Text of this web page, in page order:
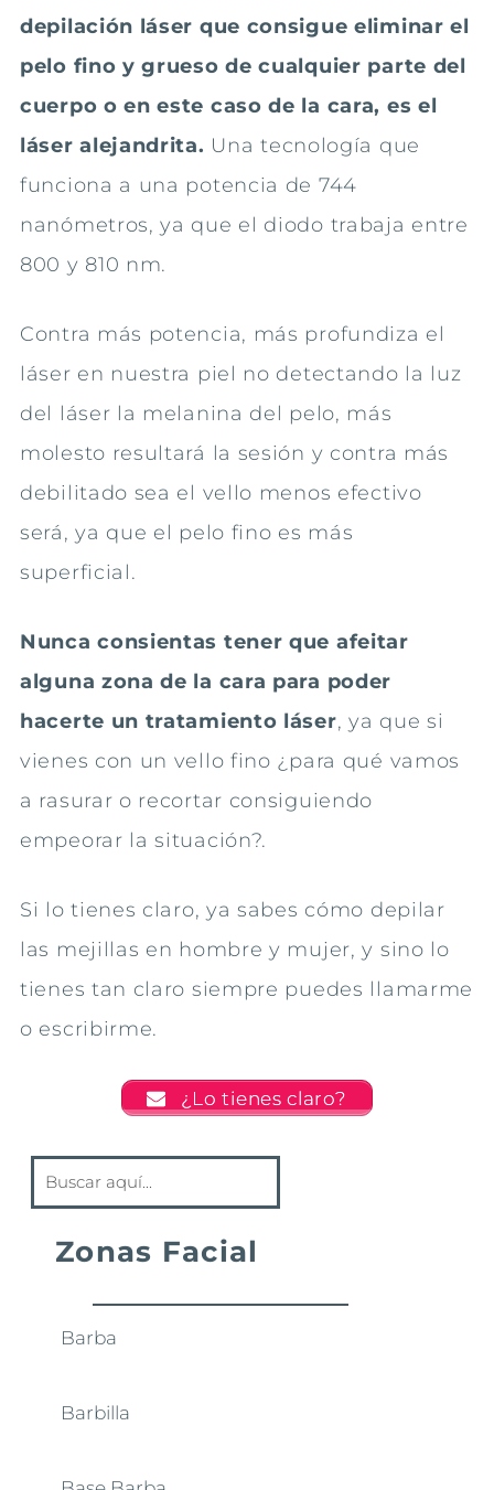
depilación láser que consigue eliminar el
pelo fino y grueso de cualquier parte del
cuerpo o en este caso de la cara, es el
láser alejandrita. Una tecnología que
funciona a una potencia de 744
nanómetros, ya que el diodo trabaja entre
800 y 810 nm.
Contra más potencia, más profundiza el
láser en nuestra piel no detectando la luz
del láser la melanina del pelo, más
molesto resultará la sesión y contra más
debilitado sea el vello menos efectivo
será, ya que el pelo fino es más
superficial.
Nunca consientas tener que afeitar
alguna zona de la cara para poder
hacerte un tratamiento láser, ya que si
vienes con un vello fino ¿para qué vamos
a rasurar o recortar consiguiendo
empeorar la situación?.
Si lo tienes claro, ya sabes cómo depilar
las mejillas en hombre y mujer, y sino lo
tienes tan claro siempre puedes llamarme
o escribirme.
¿Lo tienes claro?
Zonas Facial
Barba
Barbilla